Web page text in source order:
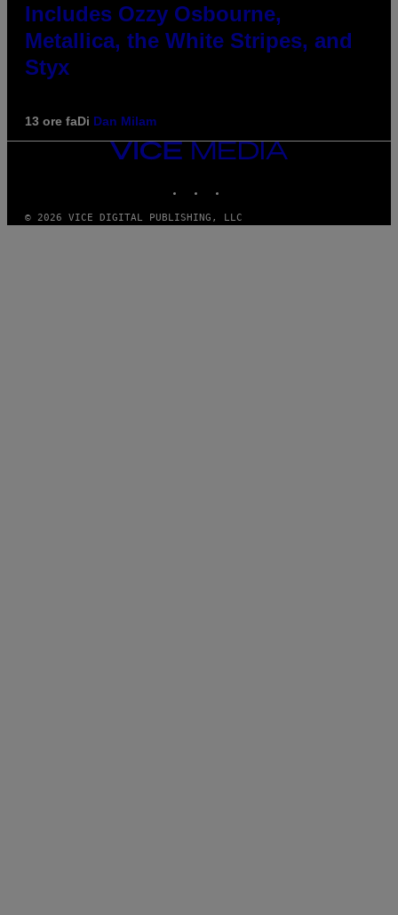
Includes Ozzy Osbourne,
Metallica, the White Stripes, and
Styx
13 ore faDi Dan Milam
VICE
MEDIA
© 2026 VICE DIGITAL PUBLISHING, LLC